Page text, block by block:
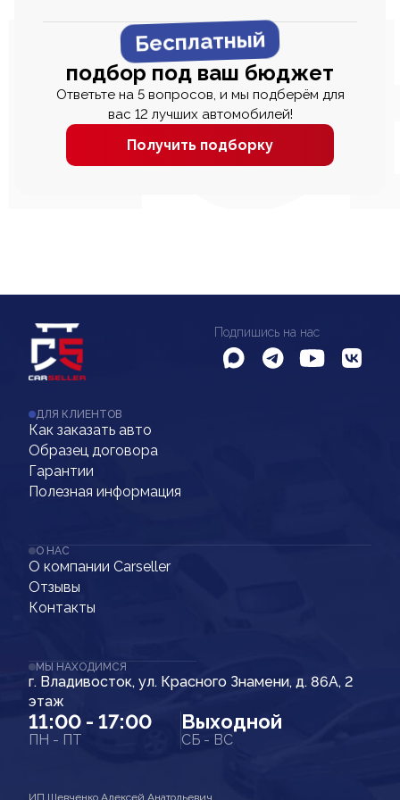
Бесплатный
подбор под ваш бюджет
Ответьте на 5 вопросов, и мы подберём для
вас 12 лучших автомобилей!
Получить подборку
Подпишись на нас
ДЛЯ КЛИЕНТОВ
Как заказать авто
Образец договора
Гарантии
Полезная информация
О НАС
О компании Carseller
Отзывы
Контакты
МЫ НАХОДИМСЯ
г. Владивосток, ул. Красного Знамени, д. 86А, 2
этаж
11:00 - 17:00
ПН - ПТ
Выходной
СБ - ВС
ИП Шевченко Алексей Анатольевич